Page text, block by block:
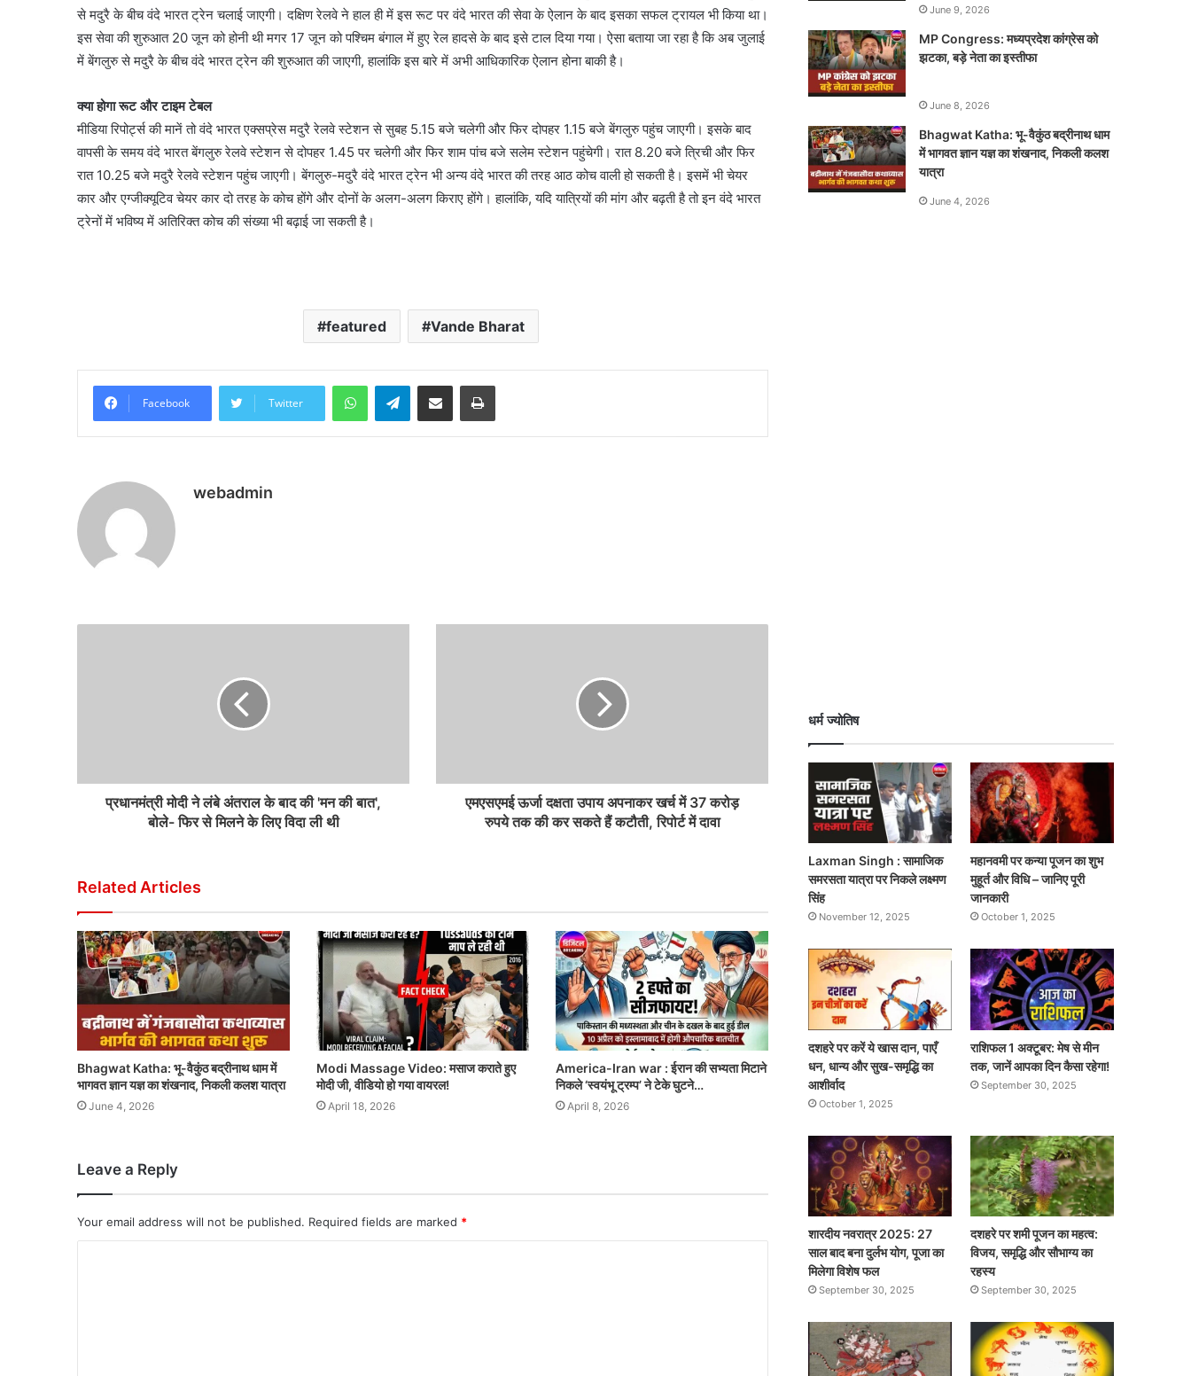
से मदुरै के बीच वंदे भारत ट्रेन चलाई जाएगी। दक्षिण रेलवे ने हाल ही में इस रूट पर वंदे भारत की सेवा के ऐलान के बाद इसका सफल ट्रायल भी किया था।
इस सेवा की शुरुआत 20 जून को होनी थी मगर 17 जून को पश्चिम बंगाल में हुए रेल हादसे के बाद इसे टाल दिया गया। ऐसा बताया जा रहा है कि अब जुलाई
में बेंगलुरु से मदुरै के बीच वंदे भारत ट्रेन की शुरुआत की जाएगी, हालांकि इस बारे में अभी आधिकारिक ऐलान होना बाकी है।
क्या होगा रूट और टाइम टेबल
मीडिया रिपोर्ट्स की मानें तो वंदे भारत एक्सप्रेस मदुरै रेलवे स्टेशन से सुबह 5.15 बजे चलेगी और फिर दोपहर 1.15 बजे बेंगलुरु पहुंच जाएगी। इसके बाद
वापसी के समय वंदे भारत बेंगलुरु रेलवे स्टेशन से दोपहर 1.45 पर चलेगी और फिर शाम पांच बजे सलेम स्टेशन पहुंचेगी। रात 8.20 बजे त्रिची और फिर
रात 10.25 बजे मदुरै रेलवे स्टेशन पहुंच जाएगी। बेंगलुरु-मदुरै वंदे भारत ट्रेन भी अन्य वंदे भारत की तरह आठ कोच वाली हो सकती है। इसमें भी चेयर
कार और एग्जीक्यूटिव चेयर कार दो तरह के कोच होंगे और दोनों के अलग-अलग किराए होंगे। हालांकि, यदि यात्रियों की मांग और बढ़ती है तो इन वंदे भारत
ट्रेनों में भविष्य में अतिरिक्त कोच की संख्या भी बढ़ाई जा सकती है।
featured Vande Bharat
Facebook Twitter
WhatsAppTelegramShare via Email Print
webadmin
प्रधानमंत्री मोदी ने लंबे अंतराल के बाद की 'मन की बात',
बोले- फिर से मिलने के लिए विदा ली थी
एमएसएमई ऊर्जा दक्षता उपाय अपनाकर खर्च में 37 करोड़
रुपये तक की कर सकते हैं कटौती, रिपोर्ट में दावा
Related Articles
Bhagwat Katha: भू-वैकुंठ बद्रीनाथ धाम में
भागवत ज्ञान यज्ञ का शंखनाद, निकली कलश यात्रा
June 4, 2026
Modi Massage Video: मसाज कराते हुए
मोदी जी, वीडियो हो गया वायरल!
April 18, 2026
America-Iran war : ईरान की सभ्यता मिटाने
निकले ‘स्वयंभू ट्रम्प’ ने टेके घुटने…
April 8, 2026
Leave a Reply
Your email address will not be published. Required fields are marked *
June 9, 2026
MP Congress: मध्यप्रदेश कांग्रेस को
झटका, बड़े नेता का इस्तीफा
June 8, 2026
Bhagwat Katha: भू-वैकुंठ बद्रीनाथ धाम
में भागवत ज्ञान यज्ञ का शंखनाद, निकली कलश
यात्रा
June 4, 2026
धर्म ज्योतिष
Laxman Singh : सामाजिक
समरसता यात्रा पर निकले लक्ष्मण
सिंह
November 12, 2025
महानवमी पर कन्या पूजन का शुभ
मुहूर्त और विधि – जानिए पूरी
जानकारी
October 1, 2025
दशहरे पर करें ये खास दान, पाएँ
धन, धान्य और सुख-समृद्धि का
आशीर्वाद
October 1, 2025
राशिफल 1 अक्टूबर: मेष से मीन
तक, जानें आपका दिन कैसा रहेगा!
September 30, 2025
शारदीय नवरात्र 2025: 27
साल बाद बना दुर्लभ योग, पूजा का
मिलेगा विशेष फल
September 30, 2025
दशहरे पर शमी पूजन का महत्व:
विजय, समृद्धि और सौभाग्य का
रहस्य
September 30, 2025